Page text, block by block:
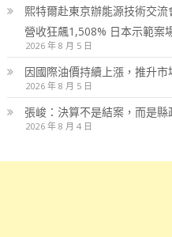
熙特爾赴東京辦能源技術交
營收狂飆1,508% 日本示範案
2026 年 8 月 5 日
因國際油價持續上漲，推升市
2026 年 8 月 5 日
張峻：決算不是結案，而是
2026 年 8 月 4 日